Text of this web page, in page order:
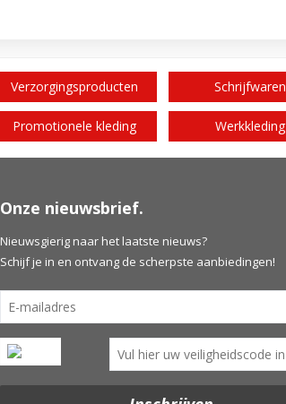
Verzorgingsproducten Schrijfwaren
Promotionele kleding Werkkleding
Onze nieuwsbrief.
Nieuwsgierig naar het laatste nieuws?
Schijf je in en ontvang de scherpste aanbiedingen!